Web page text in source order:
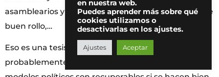
asamblearios y nos acercaremos al Tercer Mundo de
buen rollo,…
Eso es una tesis que tiene la validez que tiene,
probablemente mucha, pero yo creo que los
en nuestra web.
Puedes aprender más sobre qué
cookies utilizamos o
desactivarlas en los ajustes.
Ajustes Aceptar